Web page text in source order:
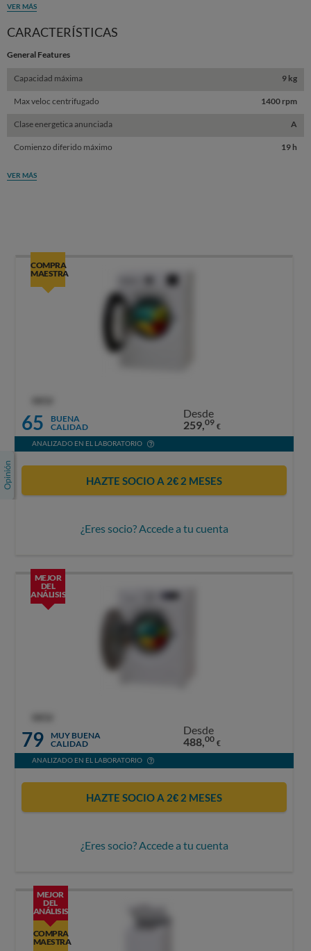
VER MÁS
CARACTERÍSTICAS
General Features
Capacidad máxima 9 kg
Max veloc centrifugado 1400 rpm
Clase energetica anunciada A
Comienzo diferido máximo 19 h
VER MÁS
COMPRA
MAESTRA
65
BUENA
CALIDAD
Desde
259,09 €
ANALIZADO EN EL LABORATORIO
HAZTE SOCIO A 2€ 2 MESES
¿Eres socio? Accede a tu cuenta
MEJOR
DEL
ANÁLISIS
79
MUY BUENA
CALIDAD
Desde
488,00 €
ANALIZADO EN EL LABORATORIO
HAZTE SOCIO A 2€ 2 MESES
¿Eres socio? Accede a tu cuenta
MEJOR
DEL
ANÁLISIS
COMPRA
MAESTRA